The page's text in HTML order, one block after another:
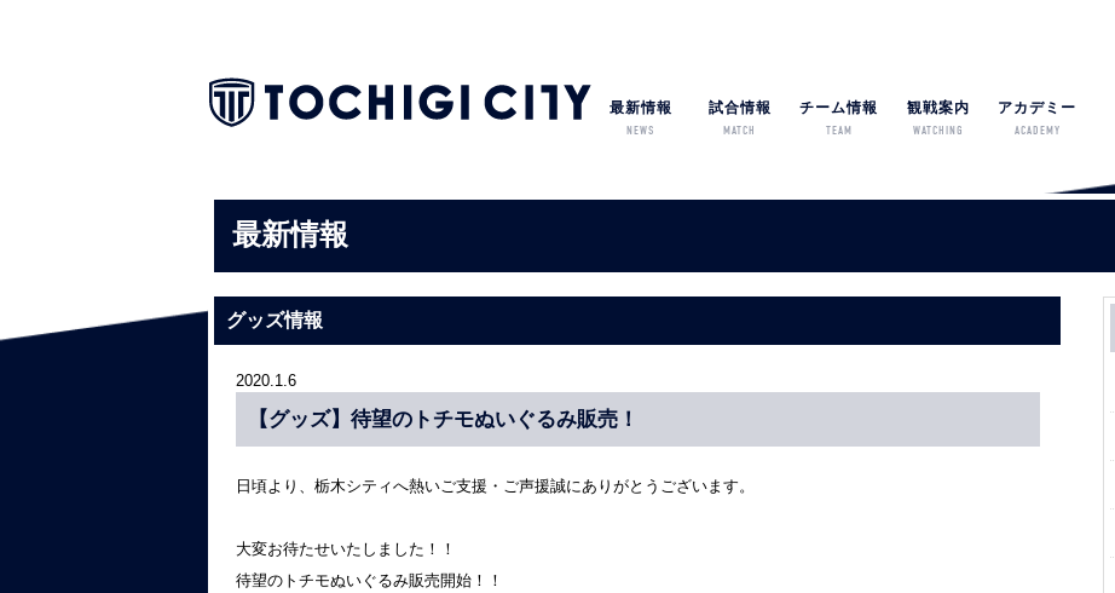
最新情報
NEWS
試合情報
MATCH
チーム情報
TEAM
観戦案内
WATCHING
アカデミー
ACADEMY
最新情報
グッズ情報
2020.1.6
【グッズ】待望のトチモぬいぐるみ販売！
日頃より、栃木シティへ熱いご支援・ご声援誠にありがとうございます。
大変お待たせいたしました！！
待望のトチモぬいぐるみ販売開始！！